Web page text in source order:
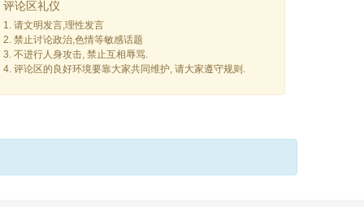
评论区礼仪
1. 请文明发言,理性发言
2. 禁止讨论政治,色情等敏感话题
3. 不进行人身攻击, 禁止互相辱骂.
4. 评论区的良好环境要靠大家共同维护, 请大家遵守规则.